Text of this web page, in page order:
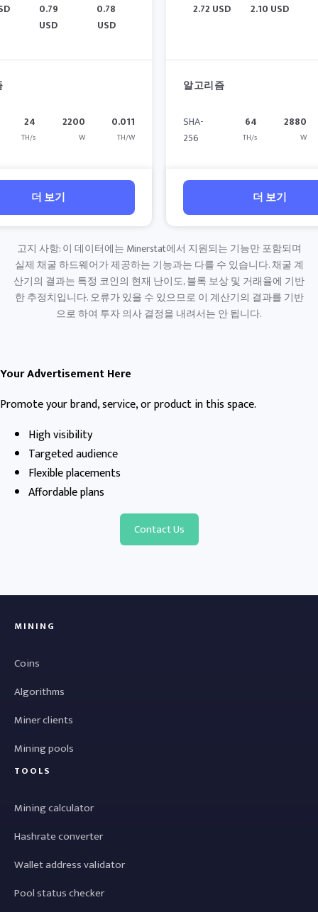
0.79
USD
0.78
USD
24
TH/s
2200
W
0.011
TH/W
더 보기
2.72 USD 2.10 USD
알고리즘
SHA-
256
64
TH/s
2880
W
더 보기
고지 사항: 이 데이터에는 Minerstat에서 지원되는 기능만 포함되며
실제 채굴 하드웨어가 제공하는 기능과는 다를 수 있습니다. 채굴 계
산기의 결과는 특정 코인의 현재 난이도, 블록 보상 및 거래율에 기반
한 추정치입니다. 오류가 있을 수 있으므로 이 계산기의 결과를 기반
으로 하여 투자 의사 결정을 내려서는 안 됩니다.
Your Advertisement Here
Promote your brand, service, or product in this space.
High visibility
Targeted audience
Flexible placements
Affordable plans
Contact Us
MINING
Coins
Algorithms
Miner clients
Mining pools
TOOLS
Mining calculator
Hashrate converter
Wallet address validator
Pool status checker